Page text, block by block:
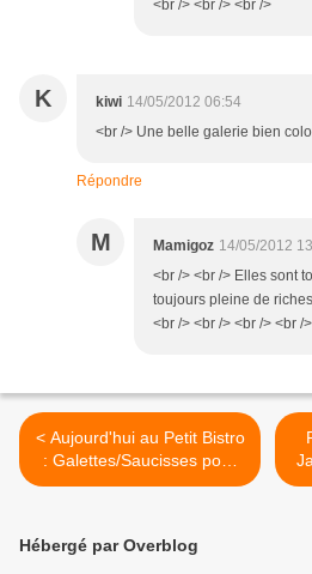
<br /> <br /> <br />
K kiwi 14/05/2012 06:54
<br /> Une belle galerie bien
Répondre
M Mamigoz 14/05/2012
<br /> <br /> Elles sont
toujours pleine de
<br /> <br /> <br /> <br />
< Aujourd'hui au Petit Bistro
: Galettes/Saucisses pour
tous !
Hébergé par Overblog